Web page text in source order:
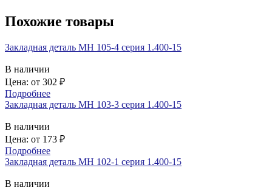
Похожие товары
Закладная деталь МН 105-4 серия 1.400-15
В наличии
Цена: от 302 ₽
Подробнее
Закладная деталь МН 103-3 серия 1.400-15
В наличии
Цена: от 173 ₽
Подробнее
Закладная деталь МН 102-1 серия 1.400-15
В наличии